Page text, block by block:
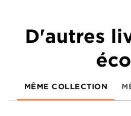
D'autres
MÊME COLLECTION